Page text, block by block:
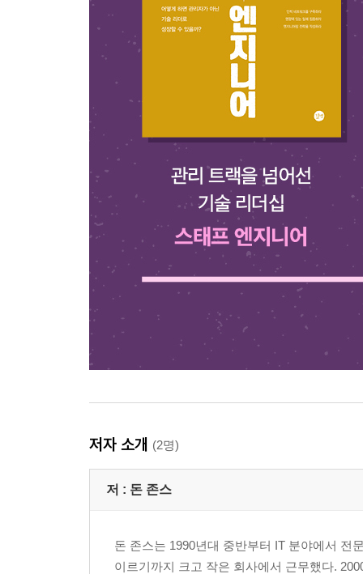
__전문가 브랜드와 구직 활동
2 자신의 브랜드를 검토하라
__공개적인 발자취 검토하기
__다른 사람은 여러분의 브랜드를 어떻게 묘사할까
3 이력서를 업데이트하라
__이력서 규칙
__이력서 작성 시작하기
__모든 이력서는 고유하다
__채용 공고
__이력서 작성하기
__이력서 양식 만들기
__이력서 작성 전문가를 고용해야 할까
4 면접 합격하기
5 보상 패키지 이해하기
__보상 패키지 요소
__보상 패키지 협상하기
6 실천 과제
__더 읽을거리
저자 소개 (2명)
저 : 돈 존스
돈 존스는 1990년대 중반부터 IT 분야에서 전
이르기까지 크고 작은 회사에서 근무했다.